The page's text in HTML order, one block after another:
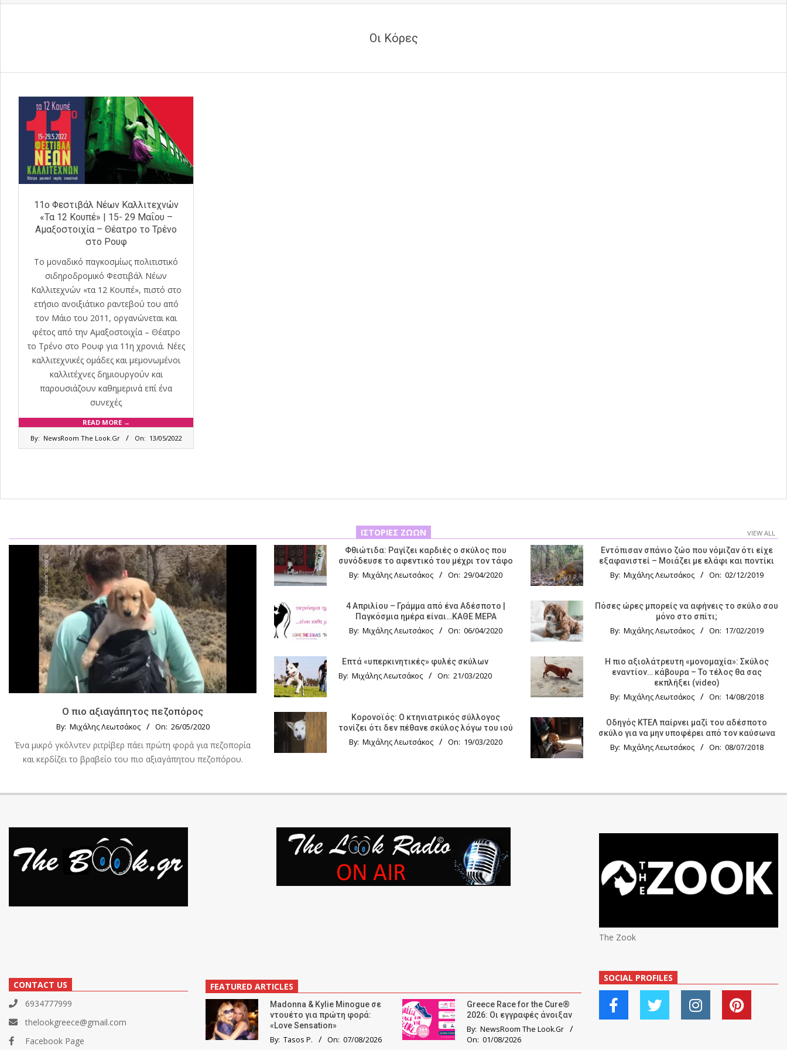
Οι Κόρες
11ο Φεστιβάλ Νέων Καλλιτεχνών
«Τα 12 Κουπέ» | 15- 29 Μαΐου –
Αμαξοστοιχία – Θέατρο το Τρένο
στο Ρουφ
To μοναδικό παγκοσμίως πολιτιστικό
σιδηροδρομικό Φεστιβάλ Νέων
Καλλιτεχνών «τα 12 Κουπέ», πιστό στο
ετήσιο ανοιξιάτικο ραντεβού του από
τον Μάιο του 2011, οργανώνεται και
φέτος από την Αμαξοστοιχία – Θέατρο
το Τρένο στο Ρουφ για 11η χρονιά. Νέες
καλλιτεχνικές ομάδες και μεμονωμένοι
καλλιτέχνες δημιουργούν και
παρουσιάζουν καθημερινά επί ένα
συνεχές
READ MORE →
By: NewsRoom The Look.Gr On: 13/05/2022
ΙΣΤΟΡΊΕΣ ΖΏΩΝ VIEW ALL
Ο πιο αξιαγάπητος πεζοπόρος
By: Μιχάλης Λεωτσάκος On: 26/05/2020
Ένα μικρό γκόλντεν ριτρίβερ πάει πρώτη φορά για πεζοπορία
και κερδίζει το βραβείο του πιο αξιαγάπητου πεζοπόρου.
Φθιώτιδα: Ραγίζει καρδιές ο σκύλος που
συνόδευσε το αφεντικό του μέχρι τον τάφο
By: Μιχάλης Λεωτσάκος On: 29/04/2020
4 Απριλίου – Γράμμα από ένα Αδέσποτο |
Παγκόσμια ημέρα είναι…ΚΑΘΕ ΜΕΡΑ
By: Μιχάλης Λεωτσάκος On: 06/04/2020
Επτά «υπερκινητικές» φυλές σκύλων
By: Μιχάλης Λεωτσάκος On: 21/03/2020
Κορονοϊός: Ο κτηνιατρικός σύλλογος
τονίζει ότι δεν πέθανε σκύλος λόγω του ιού
By: Μιχάλης Λεωτσάκος On: 19/03/2020
Εντόπισαν σπάνιο ζώο που νόμιζαν ότι είχε
εξαφανιστεί – Μοιάζει με ελάφι και ποντίκι
By: Μιχάλης Λεωτσάκος On: 02/12/2019
Πόσες ώρες μπορείς να αφήνεις το σκύλο σου
μόνο στο σπίτι;
By: Μιχάλης Λεωτσάκος On: 17/02/2019
Η πιο αξιολάτρευτη «μονομαχία»: Σκύλος
εναντίον… κάβουρα – Το τέλος θα σας
εκπλήξει (video)
By: Μιχάλης Λεωτσάκος On: 14/08/2018
Οδηγός KTΕΛ παίρνει μαζί του αδέσποτο
σκύλο για να μην υποφέρει από τον καύσωνα
By: Μιχάλης Λεωτσάκος On: 08/07/2018
CONTACT US
6934777999
thelookgreece@gmail.com
Facebook Page
FEATURED ARTICLES
Madonna & Kylie Minogue σε
ντουέτο για πρώτη φορά:
«Love Sensation»
By: Tasos P. On: 07/08/2026
Greece Race for the Cure®
2026: Οι εγγραφές άνοιξαν
By: NewsRoom The Look.Gr
On: 01/08/2026
The Zook
SOCIAL PROFILES